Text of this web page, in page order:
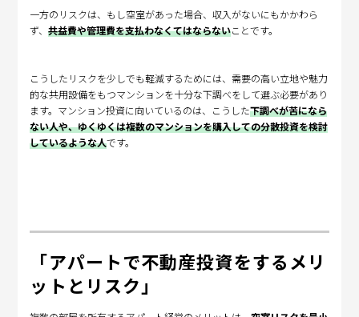
一方のリスクは、もし空室があった場合、収入がないにもかかわら
ず、共益費や管理費を支払わなくてはならないことです。
こうしたリスクを少しでも軽減するためには、需要の高い立地や魅力
的な共用設備をもつマンションを十分な下調べをして選ぶ必要があり
ます。マンション投資に向いているのは、こうした下調べが苦になら
ない人や、ゆくゆくは複数のマンションを購入しての分散投資を検討
しているような人です。
「アパートで不動産投資をするメリ
ットとリスク」